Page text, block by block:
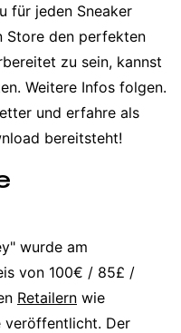
für jeden Sneaker
Store den perfekten
zu sein, kannst
Weitere Infos folgen.
und erfahre als
bereitsteht!
wurde am
von 100€ / 85£ /
Retailern wie
veröffentlicht. Der